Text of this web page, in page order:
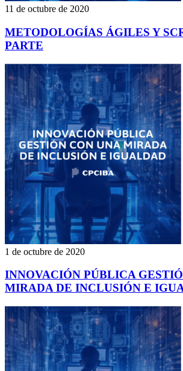
11 de octubre de 2020
METODOLOGÍAS ÁGILES Y
PARTE
1 de octubre de 2020
INNOVACIÓN PÚBLICA
MIRADA DE INCLUSIÓN E